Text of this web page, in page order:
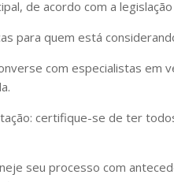
de acordo com a legislação
para quem está
com especialistas em
certifique-se de ter
seu processo com